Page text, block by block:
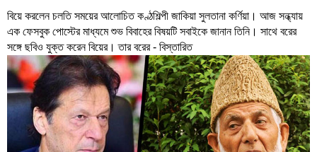
বিয়ে করলেন চলতি সময়ের আলোচিত কণ্ঠশিল্পী জাকিয়া সুলতানা কর্ণিয়া। আজ সন্ধ্যায়
এক ফেসবুক পোস্টের মাধ্যমে শুভ বিবাহের বিষয়টি সবাইকে জানান তিনি। সাথে বরের
সঙ্গে ছবিও যুক্ত করেন বিয়ের। তার বরের- বিস্তারিত